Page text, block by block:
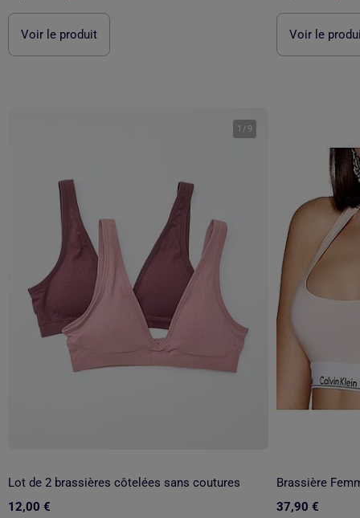
Voir le produit Voir le
1 / 9
Lot de 2 brassières côtelées sans coutures
12,00 €
Brassière
37,90 €